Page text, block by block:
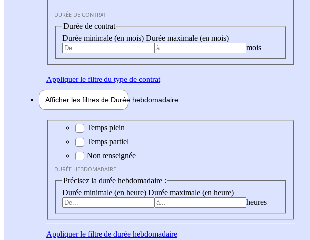
DURÉE DE CONTRAT
Durée de contrat
Durée minimale (en mois) Durée maximale (en mois)
mois
Appliquerle filtre du type de contrat
Afficher les filtres de Durée hebdomadaire
Durée hebdomadaire
Temps plein
Temps partiel
Non renseignée
DURÉE HEBDOMADAIRE
Précisez la durée hebdomadaire :
Durée minimale (en heure) Durée maximale (en heure)
heures
Appliquerle filtre de durée hebdomadaire